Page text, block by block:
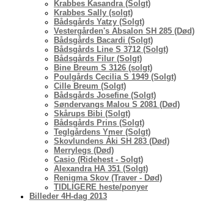
Krabbes Kasandra (Solgt)
Krabbes Sally (solgt)
Bådsgårds Yatzy (Solgt)
Vestergården's Absalon SH 285 (Død)
Bådsgårds Bacardi (Solgt)
Bådsgårds Line S 3712 (Solgt)
Bådsgårds Filur (Solgt)
Bine Breum S 3126 (solgt)
Poulgårds Cecilia S 1949 (Solgt)
Cille Breum (Solgt)
Bådsgårds Josefine (Solgt)
Søndervangs Malou S 2081 (Død)
Skårups Bibi (Solgt)
Bådsgårds Prins (Solgt)
Teglgårdens Ymer (Solgt)
Skovlundens Áki SH 283 (Død)
Merrylegs (Død)
Casio (Ridehest - Solgt)
Alexandra HA 351 (Solgt)
Renigma Skov (Traver - Død)
TIDLIGERE heste/ponyer
Billeder 4H-dag 2013